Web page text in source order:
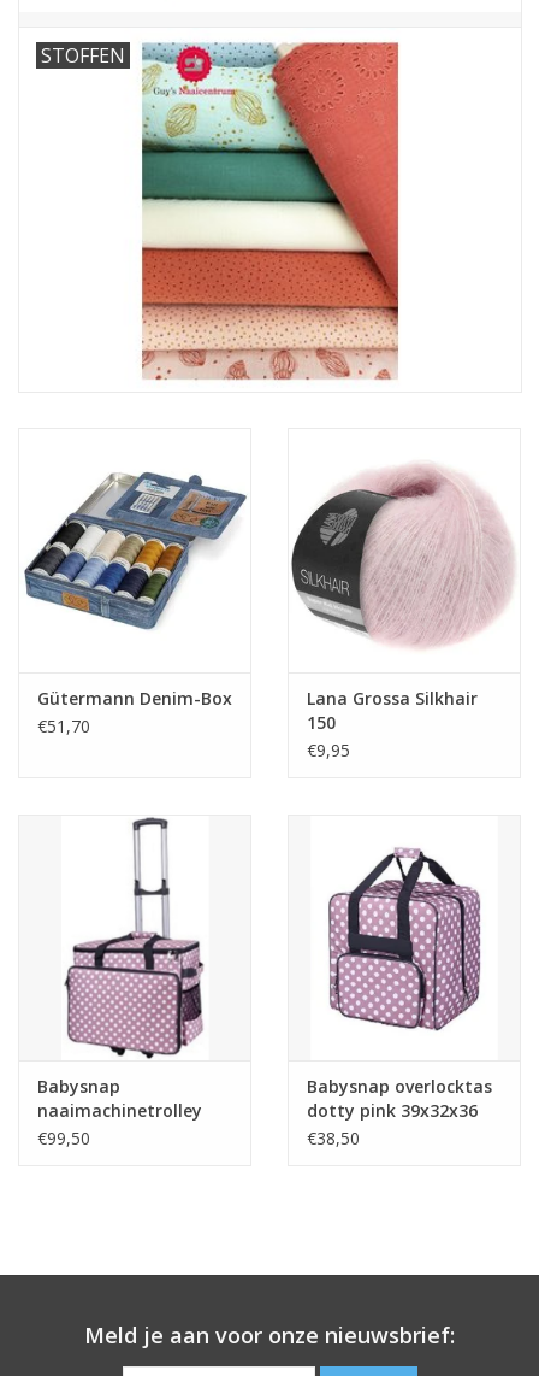
STOFFEN
Gütermann Denim-Box
€51,70
Lana Grossa Silkhair
150
€9,95
Babysnap
naaimachinetrolley
dotty pink 50x 26x38
€99,50
Babysnap overlocktas
dotty pink 39x32x36
cm
€38,50
Meld je aan voor onze nieuwsbrief: